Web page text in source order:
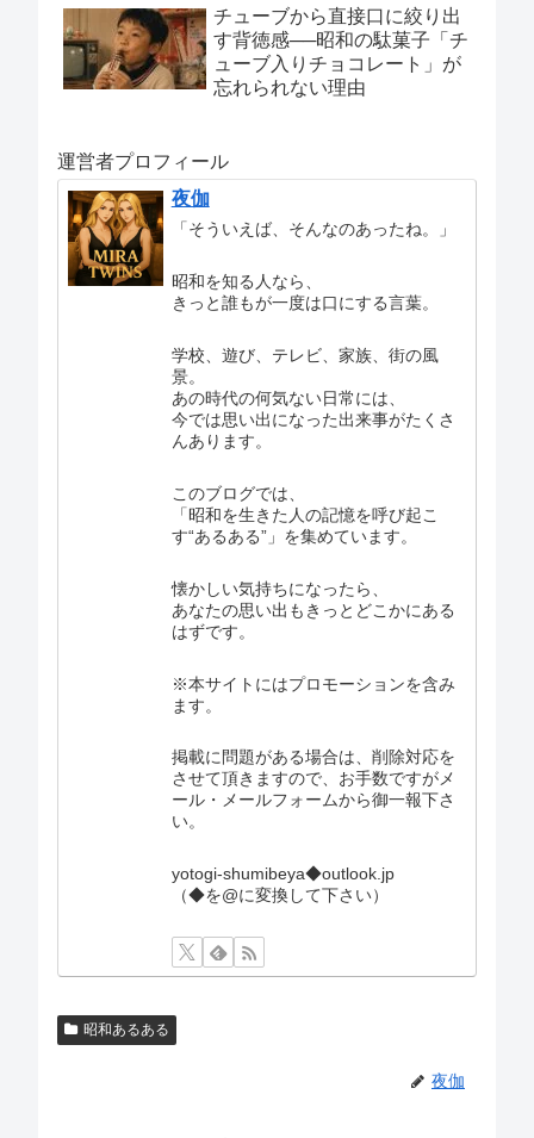
チューブから直接口に絞り出
す背徳感──昭和の駄菓子「チ
ューブ入りチョコレート」が
忘れられない理由
運営者プロフィール
夜伽
「そういえば、そんなのあったね。」
昭和を知る人なら、
きっと誰もが一度は口にする言葉。
学校、遊び、テレビ、家族、街の風
景。
あの時代の何気ない日常には、
今では思い出になった出来事がたくさ
んあります。
このブログでは、
「昭和を生きた人の記憶を呼び起こ
す“あるある”」を集めています。
懐かしい気持ちになったら、
あなたの思い出もきっとどこかにある
はずです。
※本サイトにはプロモーションを含み
ます。
掲載に問題がある場合は、削除対応を
させて頂きますので、お手数ですがメ
ール・メールフォームから御一報下さ
い。
yotogi-shumibeya◆outlook.jp
（◆を@に変換して下さい）
昭和あるある
夜伽